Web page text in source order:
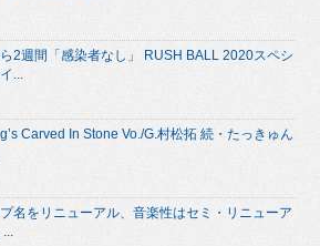
2週間「感染者なし」 RUSH BALL 2020スペシ
...
Carved In Stone Vo./G.村松拓 続・たっきゅん
名をリニューアル、音楽性はセミ・リニューア
...